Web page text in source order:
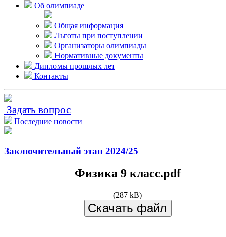
Об олимпиаде
Общая информация
Льготы при поступлении
Организаторы олимпиады
Нормативные документы
Дипломы прошлых лет
Контакты
Задать вопрос
Последние новости
Заключительный этап 2024/25
Физика 9 класс.pdf
(287 kB)
Скачать файл